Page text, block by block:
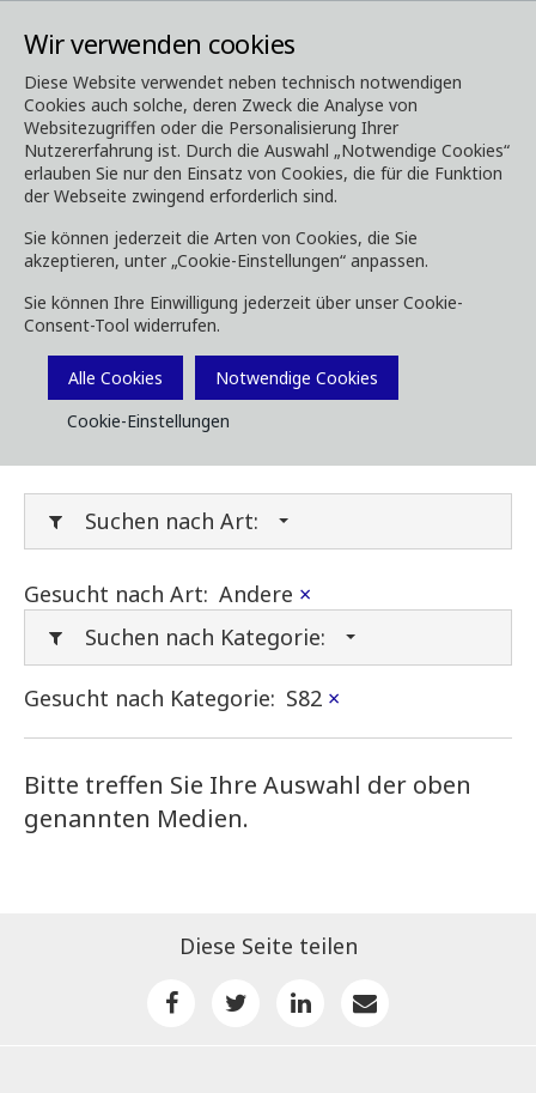
Wir verwenden cookies
Diese Website verwendet neben technisch notwendigen
Cookies auch solche, deren Zweck die Analyse von
Websitezugriffen oder die Personalisierung Ihrer
Nutzererfahrung ist. Durch die Auswahl „Notwendige Cookies“
erlauben Sie nur den Einsatz von Cookies, die für die Funktion
der Webseite zwingend erforderlich sind.
Sie können jederzeit die Arten von Cookies, die Sie
akzeptieren, unter „Cookie-Einstellungen“ anpassen.
Sie können Ihre Einwilligung jederzeit über unser Cookie-
Consent-Tool widerrufen.
Alle Cookies
Notwendige Cookies
Cookie-Einstellungen
Media Downloads
Downloads
Laden Sie Broschüren, Bilder, Videos,
Kundenmagazine und andere Medien herunter.
Sie können dies nach Typ oder Kategorie unten
Filtern.
Filter Media
Suchen nach Art:
Gesucht nach Art: Andere ×
Suchen nach Kategorie:
Gesucht nach Kategorie: S82 ×
Bitte treffen Sie Ihre Auswahl der oben
genannten Medien.
Diese Seite teilen